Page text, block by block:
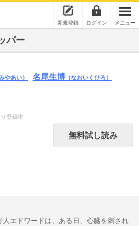
新規登録 ログイン メニュー
パー
やあい） 名尾生博 （なおいくひろ）
登録中
無料試し読み
エドワードは、ある日、心臓を刺され